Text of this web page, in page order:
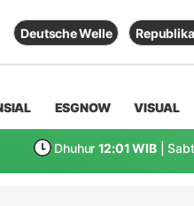
Deutsche Welle
ESGNOW VISUAL
Dhuhur 12:01 WIB |